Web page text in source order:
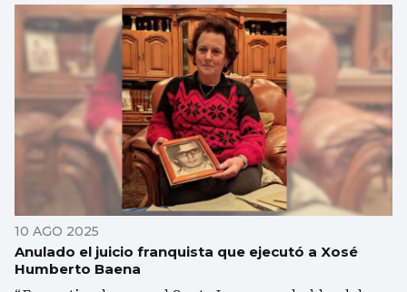
10 AGO 2025
Anulado el juicio franquista que ejecutó a Xosé
Humberto Baena